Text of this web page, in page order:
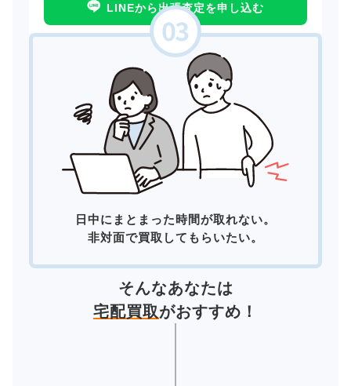
LINEから出張査定を申し込む
日中にまとまった時間が取れない。
非対面で買取してもらいたい。
そんなあなたは
宅配買取がおすすめ！